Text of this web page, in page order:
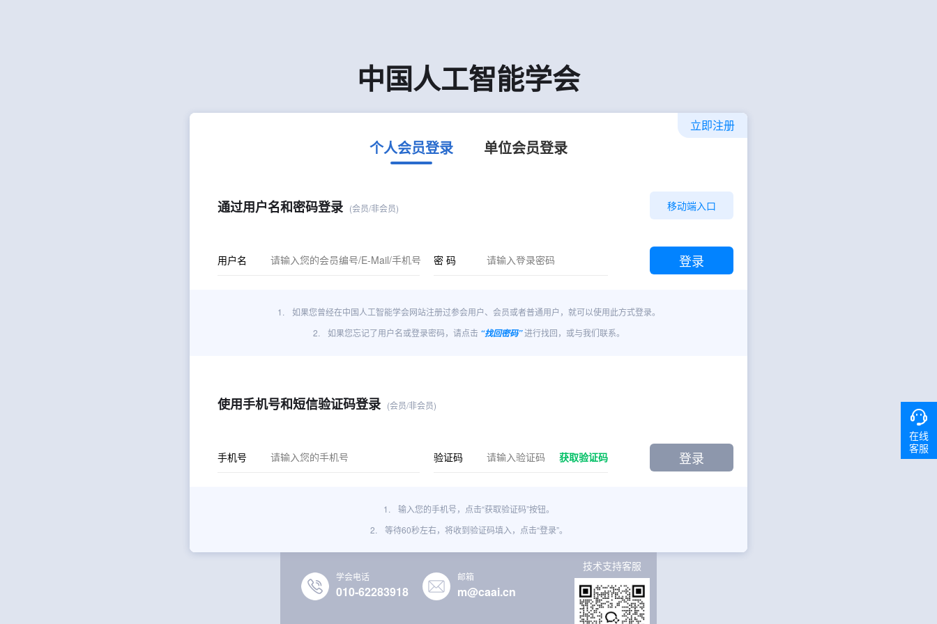
中国人工智能学会
立即注册
个人会员登录 单位会员登录
移动端入口
通过用户名和密码登录 (会员/非会员)
用户名 密 码
1.
如果您曾经在中国人工智能学会网站注册过参会用户、会员或者普通用户，就可以使用此方式登录。
2.
如果您忘记了用户名或登录密码，请点击 “找回密码”进行找回，或与我们联系。
使用手机号和短信验证码登录 (会员/非会员)
手机号 验证码 获取验证码
1.
输入您的手机号，点击“获取验证码”按钮。
2.
等待60秒左右，将收到验证码填入，点击“登录”。
学会电话
010-62283918
邮箱
m@caai.cn
技术支持客服
在线
客服